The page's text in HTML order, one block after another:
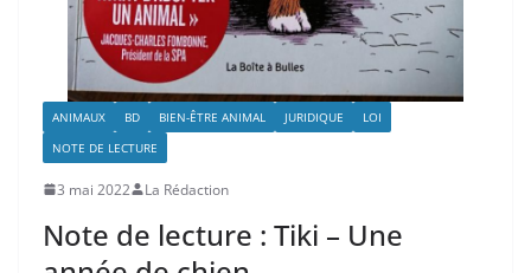
ANIMAUX BD BIEN-ÊTRE ANIMAL JURIDIQUE
LOI
NOTE DE LECTURE
3 mai 2022 La Rédaction
Note de lecture : Tiki – Une